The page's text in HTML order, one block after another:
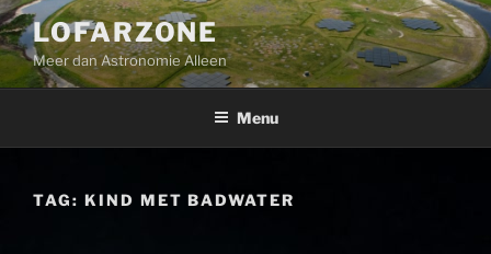
Ga
naar
de
inhoud
LOFARZONE
Meer dan Astronomie Alleen
Menu
TAG: KIND MET BADWATER